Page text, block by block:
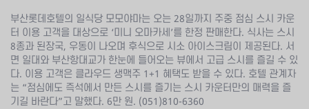
부산롯데호텔의 일식당 모모야마는 오는 28일까지 주중 점심 스시 카운
터 이용 고객을 대상으로 ‘미니 오마카세’를 한정 판매한다. 식사는 스시
8종과 된장국, 우동이 나오며 후식으로 시소 아이스크림이 제공된다. 서
면 일대와 부산항대교가 한눈에 들어오는 뷰에서 고급 스시를 즐길 수 있
다. 이용 고객은 클라우드 생맥주 1+1 혜택도 받을 수 있다. 호텔 관계자
는 “점심에도 즉석에서 만든 스시를 즐기는 스시 카운터만의 매력을 즐
기길 바란다”고 말했다. 6만 원. (051)810-6360